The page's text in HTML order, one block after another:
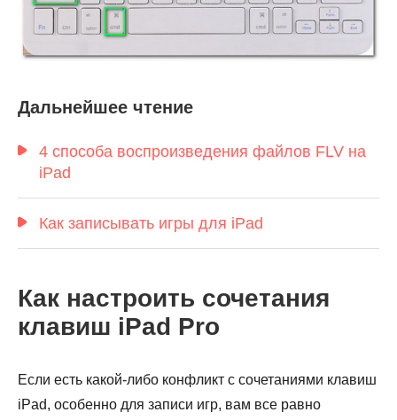
Дальнейшее чтение
4 способа воспроизведения файлов FLV на
iPad
Как записывать игры для iPad
Как настроить сочетания
клавиш iPad Pro
Если есть какой-либо конфликт с сочетаниями клавиш
iPad, особенно для записи игр, вам все равно